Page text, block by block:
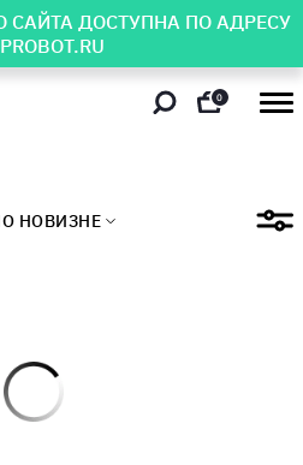
САЙТА ДОСТУПНА ПО АДРЕСУ
0
НОВИЗНЕ